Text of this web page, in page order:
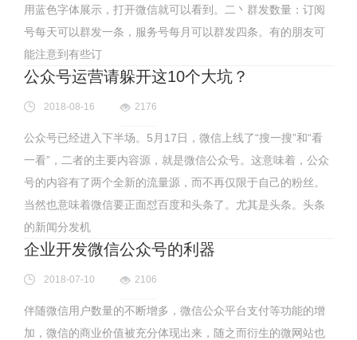
用蓝色字体展示，打开微信就可以看到。二丶群发数量：订阅
号每天可以群发一条，服务号每月可以群发四条。有的朋友可
能注意到有些订
公众号运营请躲开这10个大坑？
2018-08-16 2176
公众号已经进入下半场。5月17日，微信上线了“搜一搜”和“看
一看”，二者的主要内容源，就是微信公众号。这意味着，公众
号的内容有了两个全新的流量源，而不再仅限于自己的粉丝。
当然也意味着微信要正面怼百度和头条了。尤其是头条。头条
的新闻分发机
企业开发微信公众号的利器
2018-07-10 2106
伴随微信用户数量的不断增多，微信公众平台支付等功能的增
加，微信的商业价值被充分体现出来，随之而衍生的微网站也